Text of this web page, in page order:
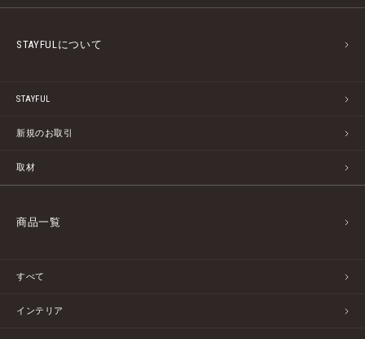
STAYFULについて
STAYFUL
新規のお取引
取材
商品一覧
すべて
インテリア